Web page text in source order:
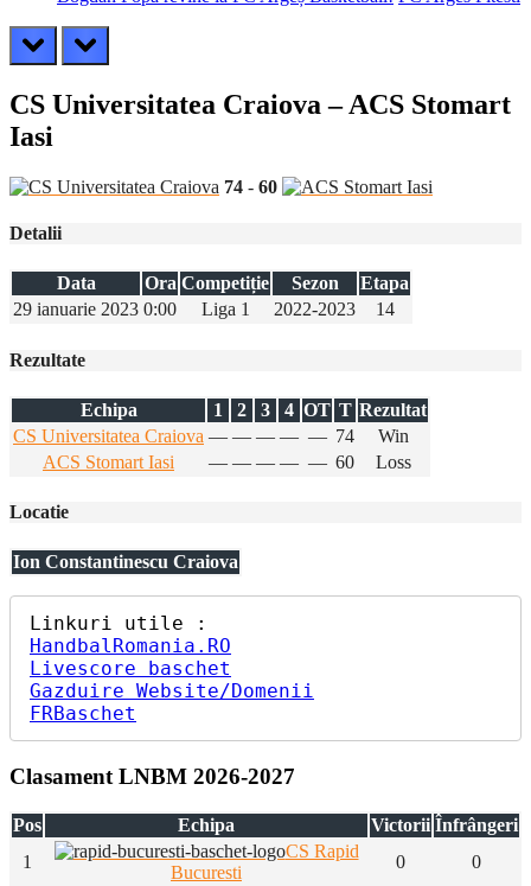
prev next
CS Universitatea Craiova – ACS Stomart
Iasi
74 - 60
Detalii
Data Ora Competiție Sezon
Etapa
29 ianuarie 2023 0:00 Liga 1 2022-2023 14
Rezultate
Echipa 1 2 3 4 OT T Rezultat
CS Universitatea Craiova — — — — — 74
Win
ACS Stomart Iasi
— — — — — 60 Loss
Locatie
Ion Constantinescu Craiova
HandbalRomania.RO
Livescore baschet
Gazduire Website/Domenii
FRBaschet
Clasament LNBM 2026-2027
Pos Echipa Victorii Înfrângeri
1
CS Rapid
Bucuresti
0 0